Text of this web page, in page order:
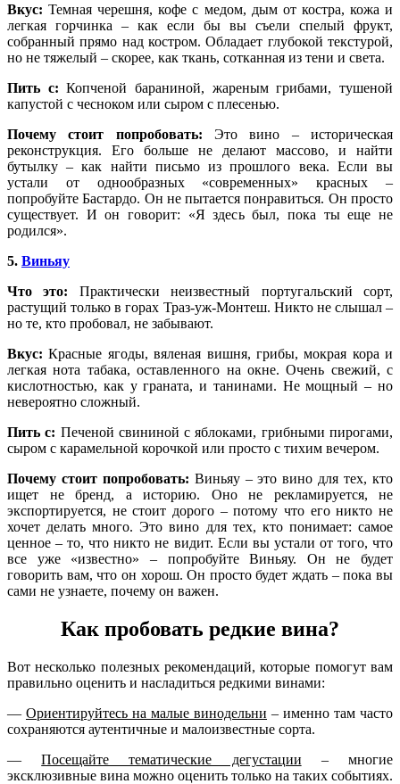
Вкус:Темная черешня, кофе с медом, дым от костра, кожа и
легкая горчинка – как если бы вы съели спелый фрукт,
собранный прямо над костром. Обладает глубокой текстурой,
но не тяжелый – скорее, как ткань, сотканная из тени и света.
Пить с:Копченой бараниной, жареным грибами, тушеной
капустой с чесноком или сыром с плесенью.
Почему стоит попробовать: Это вино – историческая
реконструкция. Его больше не делают массово, и найти
бутылку – как найти письмо из прошлого века. Если вы
устали от однообразных «современных» красных –
попробуйте Бастардо. Он не пытается понравиться. Он просто
существует. И он говорит: «Я здесь был, пока ты еще не
родился».
5. Виньяу
Что это: Практически неизвестный португальский сорт,
растущий только в горах Траз-уж-Монтеш. Никто не слышал –
но те, кто пробовал, не забывают.
Вкус: Красные ягоды, вяленая вишня, грибы, мокрая кора и
легкая нота табака, оставленного на окне. Очень свежий, с
кислотностью, как у граната, и танинами. Не мощный – но
невероятно сложный.
Пить с: Печеной свининой с яблоками, грибными пирогами,
сыром с карамельной корочкой или просто с тихим вечером.
Почему стоит попробовать: Виньяу – это вино для тех, кто
ищет не бренд, а историю. Оно не рекламируется, не
экспортируется, не стоит дорого – потому что его никто не
хочет делать много. Это вино для тех, кто понимает: самое
ценное – то, что никто не видит. Если вы устали от того, что
все уже «известно» – попробуйте Виньяу. Он не будет
говорить вам, что он хорош. Он просто будет ждать – пока вы
сами не узнаете, почему он важен.
Как пробовать редкие вина?
Вот несколько полезных рекомендаций, которые помогут вам
правильно оценить и насладиться редкими винами:
— Ориентируйтесь на малые винодельни – именно там часто
сохраняются аутентичные и малоизвестные сорта.
—Посещайте тематические дегустации – многие
эксклюзивные вина можно оценить только на таких событиях.